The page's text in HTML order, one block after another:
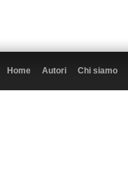
Home Autori Chi siamo